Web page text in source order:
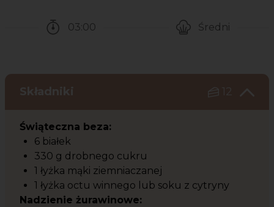
03:00
Średni
Składniki 12
Świąteczna beza:
6 białek
330 g drobnego cukru
1 łyżka mąki ziemniaczanej
1 łyżka octu winnego lub soku z cytryny
Nadzienie żurawinowe: